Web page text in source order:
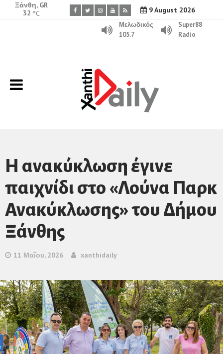
9 August 2026
Ξάνθη, GR
32 °C
Μελωδικός
105.7
Super88
Radio
Η ανακύκλωση έγινε
παιχνίδι στο «Λούνα Παρκ
Ανακύκλωσης» του Δήμου
Ξάνθης
11 Μαΐου, 2026 xanthidaily